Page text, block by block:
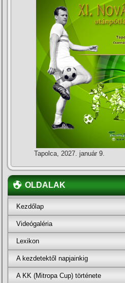
Tapolca, 2027. január 9.
OLDALAK
Kezdőlap
Videógaléria
Lexikon
A kezdetektől napjainkig
A KK (Mitropa Cup) története